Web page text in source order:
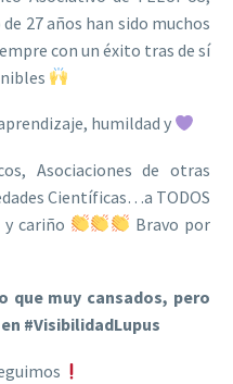
27 años han sido muchos
con un éxito tras de sí
humildad y
Asociaciones de otras
Científicas…a TODOS
cariño
Bravo por
que muy cansados, pero
#VisibilidadLupus